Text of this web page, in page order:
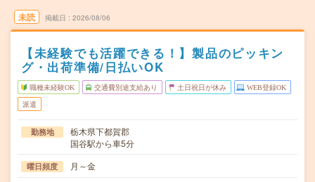
未読 掲載日 2026/08/06
【未経験でも活躍できる！】製品のピッキン
グ・出荷準備/日払いOK
職種未経験OK 交通費別途支給あり 土日祝日が休み WEB登録OK
派遣
勤務地
栃木県下都賀郡
国谷駅から車5分
曜日頻度 月～金